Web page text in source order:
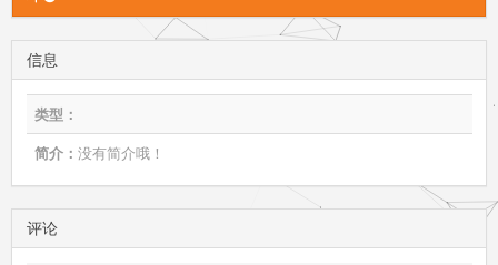
信息
类型：
简介： 没有简介哦！
评论